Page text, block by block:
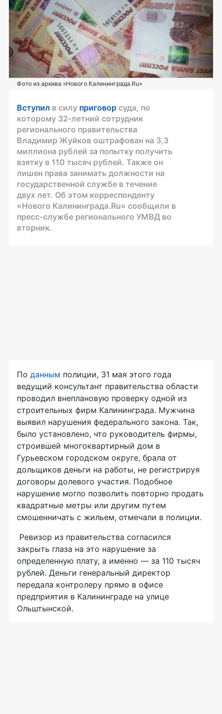
Фото из архива «Нового Калининграда.Ru»
Вступил в силу приговор суда, по
которому 32-летний сотрудник
регионального правительства
Владимир Жуйков оштрафован на 3,3
миллиона рублей за попытку получить
взятку в 110 тысяч рублей. Также он
лишен права занимать должности на
государственной службе в течение
двух лет. Об этом корреспонденту
«Нового Калининграда.Ru» сообщили в
пресс-службе регионального УМВД во
вторник.
По данным полиции, 31 мая этого года
ведущий консультант правительства области
проводил внеплановую проверку одной из
строительных фирм Калининграда. Мужчина
выявил нарушения федерального закона. Так,
было установлено, что руководитель фирмы,
строившей многоквартирный дом в
Гурьевском городском округе, брала от
дольщиков деньги на работы, не регистрируя
договоры долевого участия. Подобное
нарушение могло позволить повторно продать
квадратные метры или другим путем
смошенничать с жильем, отмечали в полиции.
Ревизор из правительства согласился
закрыть глаза на это нарушение за
определенную плату, а именно — за 110 тысяч
рублей. Деньги генеральный директор
передала контролеру прямо в офисе
предприятия в Калининграде на улице
Ольштынской.